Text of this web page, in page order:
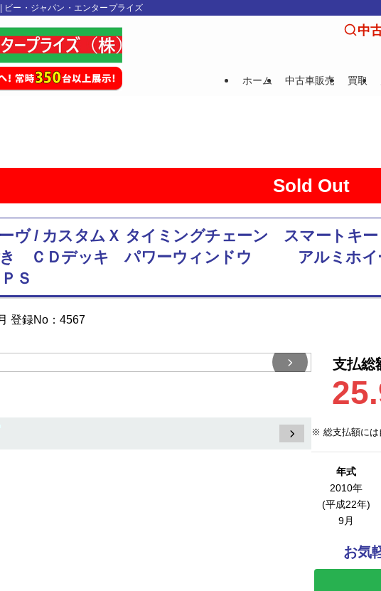
ビー・ジャパン・エンタープライズ
ホーム 中古車販売 買取
中
Sold Out
ーヴ / カスタムＸ タイミングチェーン スマート
ＣＤデッキ パワーウィンドウ アルミホイ
Ｓ
登録No：4567
支払総
※ 総支払額には
年式
2010年
(平成22年)
9月
お気